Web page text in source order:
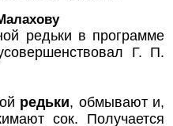
редьки в программе
Г. П.
редьки, обмывают и,
сок. Получается